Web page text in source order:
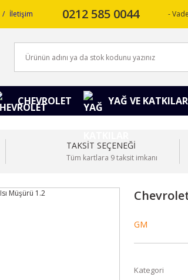
İletişim 0212 585 0044 -
CHEVROLET YAĞ VE KATKILAR
TAKSİT SEÇENEĞİ
Tüm kartlara 9 taksit imkanı
GM
Kategori